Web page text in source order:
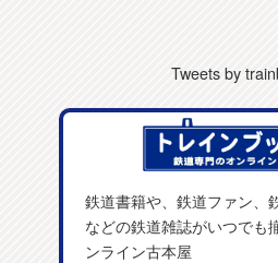
Tweets by
鉄道書籍や、鉄道ファン、
などの鉄道雑誌がいつでも
ンライン古本屋